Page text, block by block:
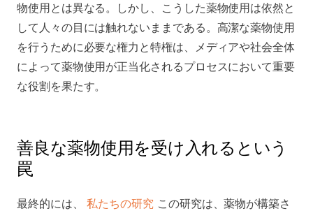
物使用とは異なる。しかし、こうした薬物使用は依然と
して人々の目には触れないままである。高潔な薬物使用
を行うために必要な権力と特権は、メディアや社会全体
によって薬物使用が正当化されるプロセスにおいて重要
な役割を果たす。
善良な薬物使用を受け入れるという
罠
最終的には、私たちの研究この研究は、薬物が構築さ